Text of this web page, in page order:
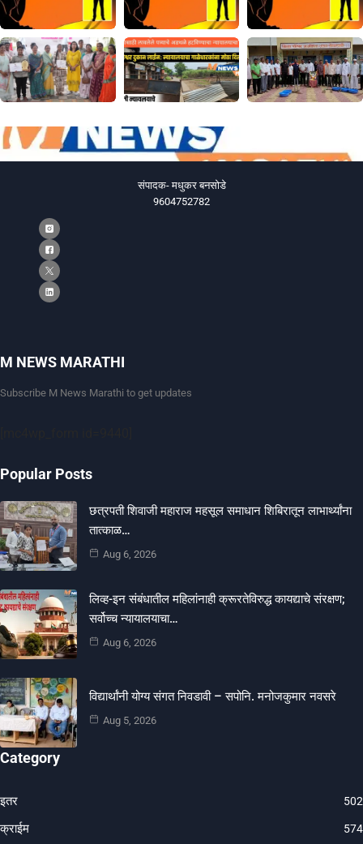
संपादक- मधुकर बनसोडे
9604752782
M NEWS MARATHI
Subscribe M News Marathi to get updates
Popular Posts
छत्रपती शिवाजी महाराज महसूल समाधान शिबिरातून लाभार्थ्यांना
तात्काळ…
Aug 6, 2026
लिव्ह-इन संबंधातील महिलांनाही क्रूरतेविरुद्ध कायद्याचे संरक्षण;
सर्वोच्च न्यायालयाचा…
Aug 6, 2026
विद्यार्थांनी योग्य संगत निवडावी – सपोनि. मनोजकुमार नवसरे
Aug 5, 2026
Category
इतर 502
क्राईम 574